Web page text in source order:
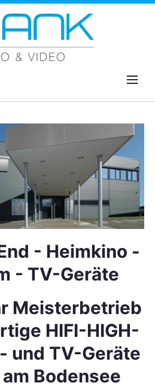
MENU
- Heimkino -
- TV-Geräte
Meisterbetrieb
HIFI-HIGH-
und TV-Geräte
Bodensee